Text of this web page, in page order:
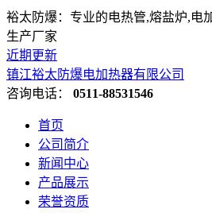
裕太防爆：专业的电热管,熔盐炉,电
生产厂家
近期更新
镇江裕太防爆电加热器有限公司
咨询电话： 0511-88531546
首页
公司简介
新闻中心
产品展示
荣誉资质